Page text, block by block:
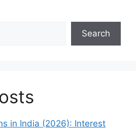
Search
in India (2026): Interest